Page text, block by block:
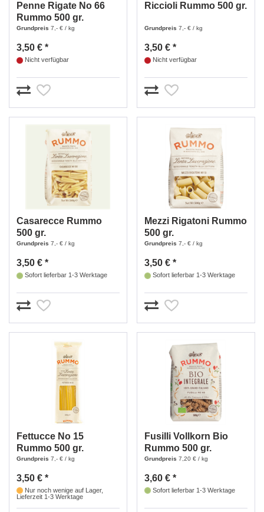
Penne Rigate No 66
Rummo 500 gr.
Grundpreis 7,- € / kg
3,50 € *
Nicht verfügbar
Riccioli Rummo 500 gr.
Grundpreis 7,- € / kg
3,50 € *
Nicht verfügbar
Casarecce Rummo
500 gr.
Grundpreis 7,- € / kg
3,50 € *
Sofort lieferbar 1-3 Werktage
Mezzi Rigatoni Rummo
500 gr.
Grundpreis 7,- € / kg
3,50 € *
Sofort lieferbar 1-3 Werktage
Fettucce No 15
Rummo 500 gr.
Grundpreis 7,- € / kg
3,50 € *
Nur noch wenige auf Lager,
Lieferzeit 1-3 Werktage
Fusilli Vollkorn Bio
Rummo 500 gr.
Grundpreis 7,20 € / kg
3,60 € *
Sofort lieferbar 1-3 Werktage